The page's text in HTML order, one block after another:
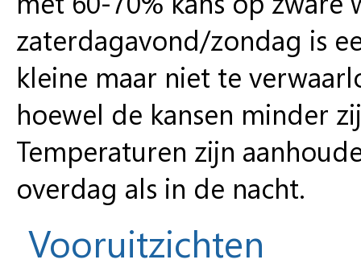
zaterdagavond/zondag is
kleine maar niet te
hoewel de kansen minder
Temperaturen zijn
overdag als in de nacht.
Vooruitzichten